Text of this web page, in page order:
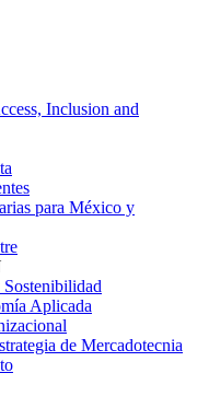
Inclusion and
para México y
Aplicada
de Mercadotecnia